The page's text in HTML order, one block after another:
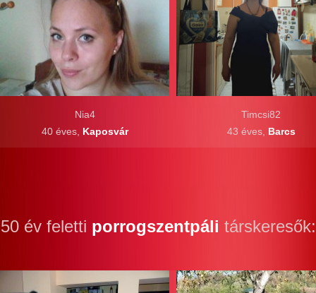
Nia4
40 éves, Kaposvár
Timcsi82
43 éves, Barcs
50 év feletti porrogszentpáli társkeresők: